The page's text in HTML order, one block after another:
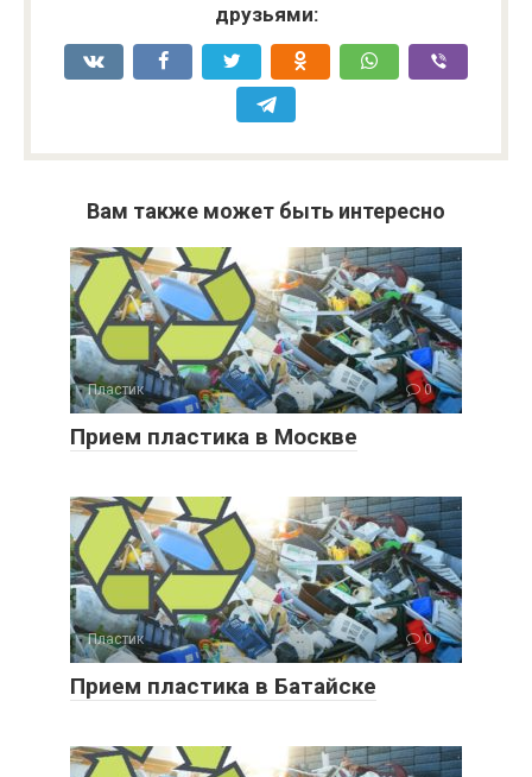
друзьями:
Вам также может быть интересно
Пластик 0
Прием пластика в Москве
Пластик 0
Прием пластика в Батайске